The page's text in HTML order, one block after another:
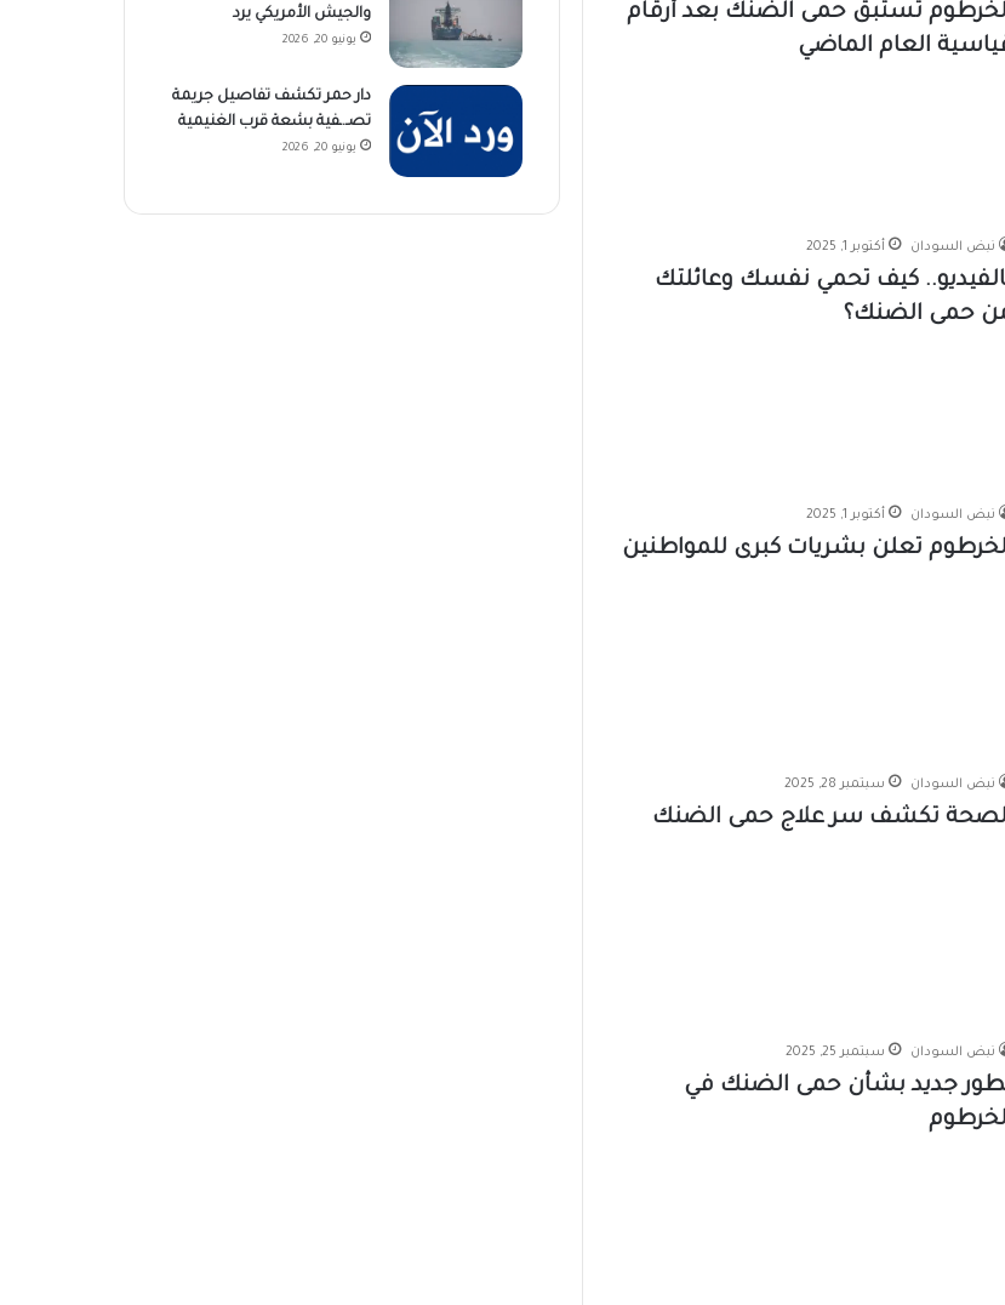
تستبق حمى الضنك بعد أرقام
العام الماضي
نبض السودان أكتوبر 1, 2025
كيف تحمي نفسك وعائلتك
حمى الضنك؟
نبض السودان أكتوبر 1, 2025
تعلن بشريات كبرى للمواطنين
نبض السودان سبتمبر 28, 2025
تكشف سر علاج حمى الضنك
نبض السودان سبتمبر 25, 2025
جديد بشأن حمى الضنك في
والجيش الأمريكي يرد
يونيو 20, 2026
دار حمر تكشف تفاصيل جريمة
تصـ.ـفية بشعة قرب الغنيمية
يونيو 20, 2026